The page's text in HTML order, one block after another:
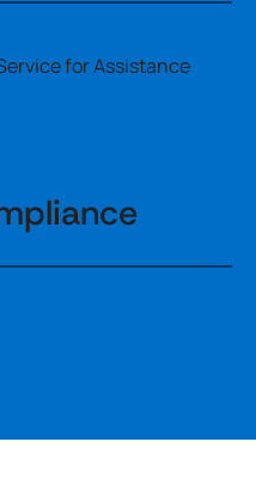
for Assistance